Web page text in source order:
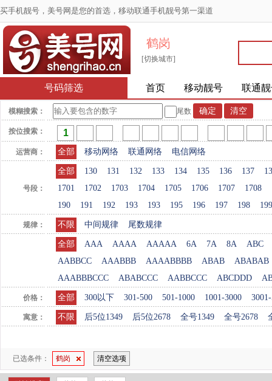
买手机靓号，美号网是您的首选，移动联通手机靓号第一渠道
鹤岗
[切换城市]
号码筛选 首页 移动靓号 联通
模糊搜索： 尾数
按位搜索：
运营商： 全部 移动网络 联通网络 电信网络
号段：
全部 130 131 132 133 134 135 136 137
1701
1702 1703 1704 1705 1706 1707 1708
190
191 192 193 193 195 196 197 198 199
规律： 不限 中间规律 尾数规律
全部 AAA AAAA AAAAA 6A 7A 8A
ABC
AABBCC
AAABBB AAAABBBB ABAB
ABABAB
AAABBBCCC
ABABCCC AABBCCC ABCDDD
价格： 全部 300以下 301-500 501-1000 1001-3000
寓意： 不限 后5位1349 后5位2678 全号1349 全号2678
已选条件： 鹤岗 清空选项